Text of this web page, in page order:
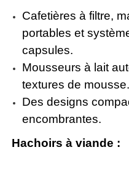
Cafetières à filtre,
portables et
capsules.
Mousseurs à lait
textures de mousse.
Des designs
encombrantes.
Hachoirs à viande :